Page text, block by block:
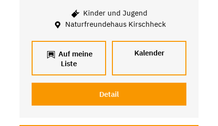
Kinder und Jugend
Naturfreundehaus Kirschheck
Auf meine
Liste
Kalender
Detail